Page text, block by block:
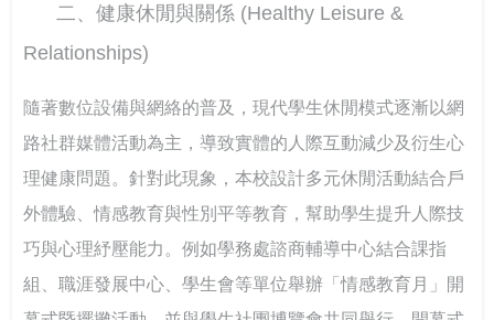
二、健康休閒與關係 (Healthy Leisure &
Relationships)
隨著數位設備與網絡的普及，現代學生休閒模式逐漸以網
路社群媒體活動為主，導致實體的人際互動減少及衍生心
理健康問題。針對此現象，本校設計多元休閒活動結合戶
外體驗、情感教育與性別平等教育，幫助學生提升人際技
巧與心理紓壓能力。例如學務處諮商輔導中心結合課指
組、職涯發展中心、學生會等單位舉辦「情感教育月」開